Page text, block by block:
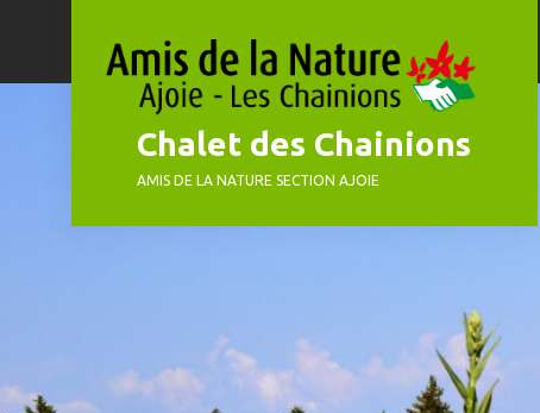
content
Chalet des Chainions
AMIS DE LA NATURE SECTION AJOIE